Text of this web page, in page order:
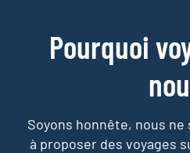
Pourquoi
Soyons honnête, nous ne
à proposer des voyages